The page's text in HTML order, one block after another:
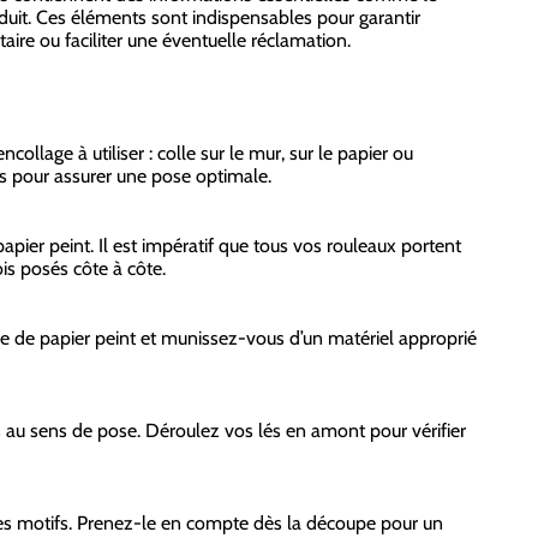
Ces éléments sont indispensables pour garantir
ou faciliter une éventuelle réclamation.
à utiliser : colle sur le mur, sur le papier ou
pour assurer une pose optimale.
peint. Il est impératif que tous vos rouleaux portent
posés côte à côte.
papier peint et munissez-vous d’un matériel approprié
sens de pose. Déroulez vos lés en amont pour vérifier
motifs. Prenez-le en compte dès la découpe pour un